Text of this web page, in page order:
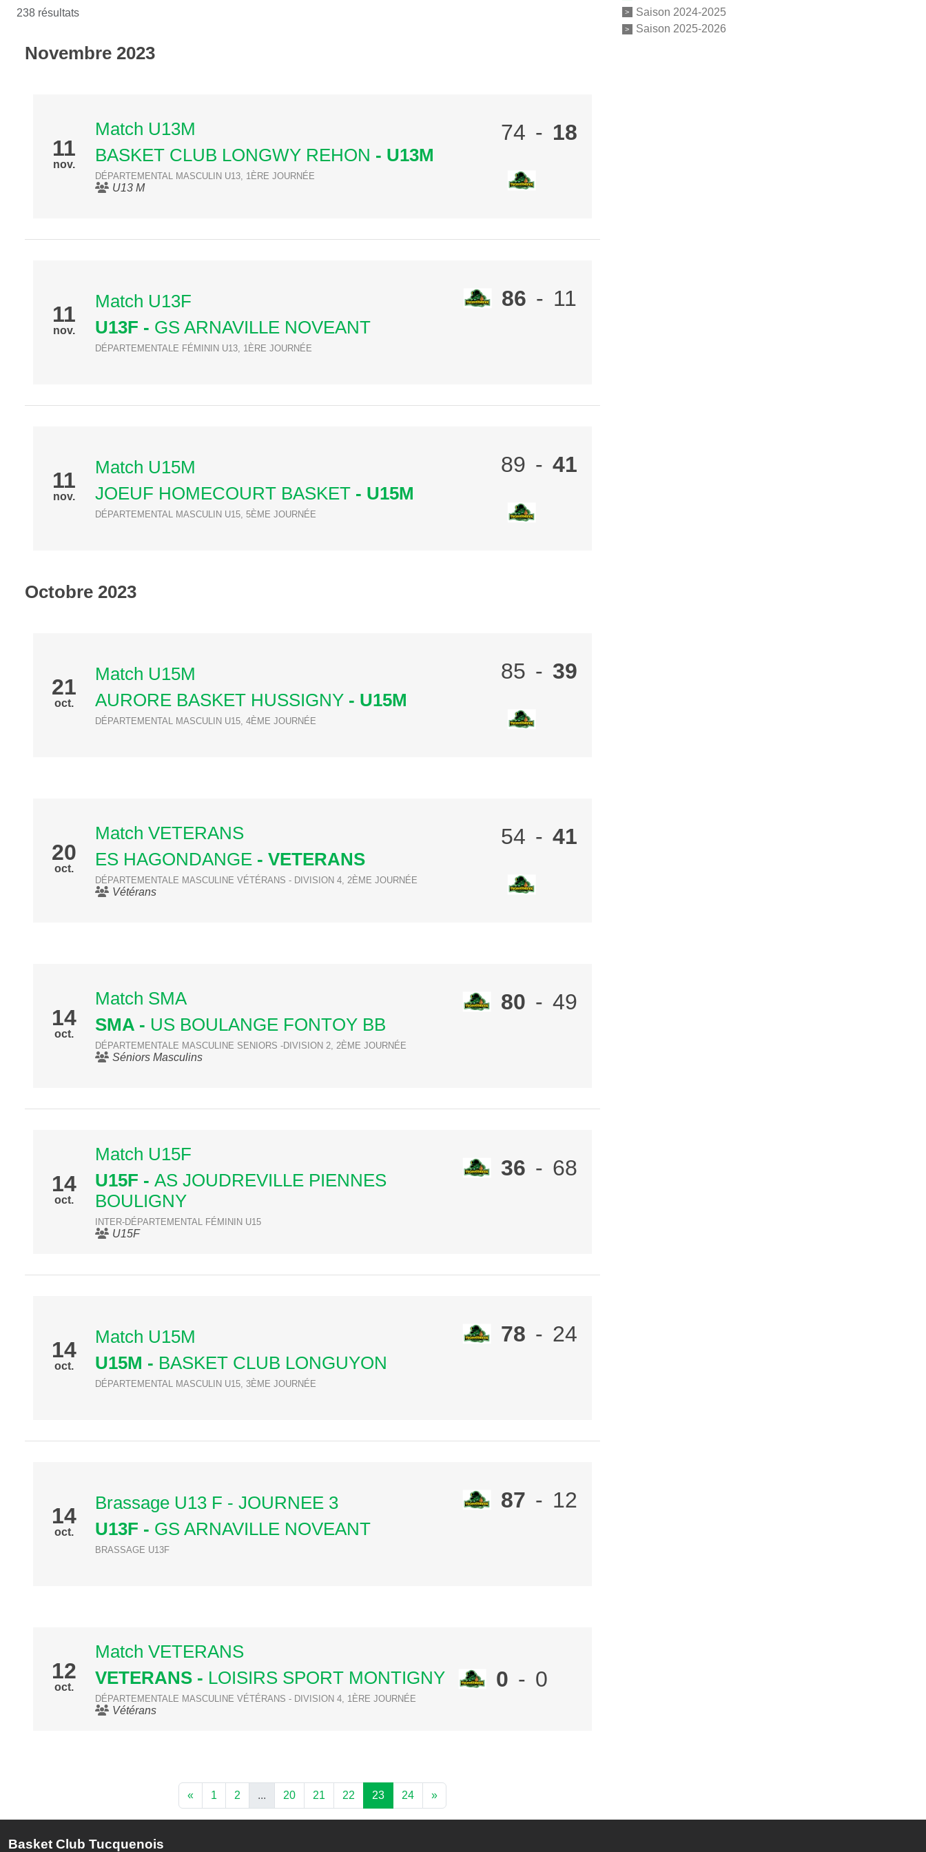
238 résultats
Novembre 2023
11
nov.
Match U13M
BASKET CLUB LONGWY REHON - U13M
DÉPARTEMENTAL MASCULIN U13, 1ÈRE JOURNÉE
U13 M
74 - 18
11
nov.
Match U13F
U13F - GS ARNAVILLE NOVEANT
DÉPARTEMENTALE FÉMININ U13, 1ÈRE JOURNÉE
86 - 11
11
nov.
Match U15M
JOEUF HOMECOURT BASKET - U15M
DÉPARTEMENTAL MASCULIN U15, 5ÈME JOURNÉE
89 - 41
Octobre 2023
21
oct.
Match U15M
AURORE BASKET HUSSIGNY - U15M
DÉPARTEMENTAL MASCULIN U15, 4ÈME JOURNÉE
85 - 39
20
oct.
Match VETERANS
ES HAGONDANGE - VETERANS
DÉPARTEMENTALE MASCULINE VÉTÉRANS - DIVISION 4, 2ÈME JOURNÉE
Vétérans
54 - 41
14
oct.
Match SMA
SMA - US BOULANGE FONTOY BB
DÉPARTEMENTALE MASCULINE SENIORS -DIVISION 2, 2ÈME JOURNÉE
Séniors Masculins
80 - 49
14
oct.
Match U15F
U15F - AS JOUDREVILLE PIENNES
BOULIGNY
INTER-DÉPARTEMENTAL FÉMININ U15
U15F
36 - 68
14
oct.
Match U15M
U15M - BASKET CLUB LONGUYON
DÉPARTEMENTAL MASCULIN U15, 3ÈME JOURNÉE
78 - 24
14
oct.
Brassage U13 F - JOURNEE 3
U13F - GS ARNAVILLE NOVEANT
BRASSAGE U13F
87 - 12
12
oct.
Match VETERANS
VETERANS - LOISIRS SPORT MONTIGNY
DÉPARTEMENTALE MASCULINE VÉTÉRANS - DIVISION 4, 1ÈRE JOURNÉE
Vétérans
0 - 0
« 1 2 ... 20 21 22 23 24 »
Saison 2024-2025
Saison 2025-2026
Basket Club Tucquenois